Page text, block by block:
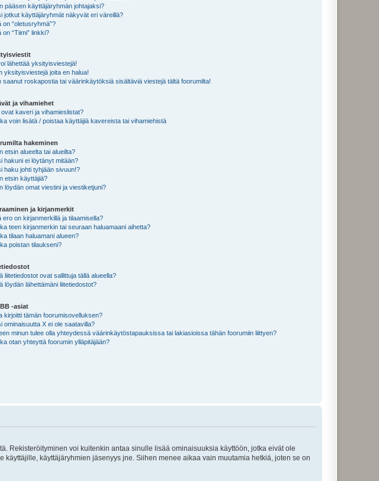
pääsen käyttäjäryhmän johtajaksi?
jotkut käyttäjäryhmät näkyvät eri väreillä?
on “oletusryhmä”?
on “Tiimi” linkki?
lähettää yksityisviestejä!
yksityisviestejä joita en halua!
saanut roskapostia tai väärinkäytöksiä sisältäviä viestejä tältä foorumilta!
ja vihamiehet
ovat kaveri ja vihamieslistat?
voin lisätä / poistaa käyttäjiä kavereista tai vihamiehistä
hakeminen
etsin alueelta tai alueilta?
hakuni ei löytänyt mitään?
haku johti tyhjään sivuun!?
etsin käyttäjiä?
löydän omat viestini ja viestiketjuni?
ja kirjanmerkit
ero on kirjanmerkillä ja tilaamisella?
teen kirjanmerkin tai seuraan haluamaani aihetta?
tilaan haluamani alueen?
poistan tilaukseni?
liitetiedostot ovat sallittuja tällä alueella?
löydän lähettämäni liitetiedostot?
-asiat
kirjoitti tämän foorumisovelluksen?
ominaisuutta X ei ole saatavilla?
minun tulee olla yhteydessä väärinkäytöstapauksissa tai lakiasioissa tähän foorumiin liittyen?
otan yhteyttä foorumin ylläpitäjään?
Rekisteröityminen voi kuitenkin antaa sinulle lisää ominaisuuksia käyttöön, jotka eivät ole
käyttäjäryhmien jäsenyys jne. Siihen menee aikaa vain muutamia hetkiä, joten se on